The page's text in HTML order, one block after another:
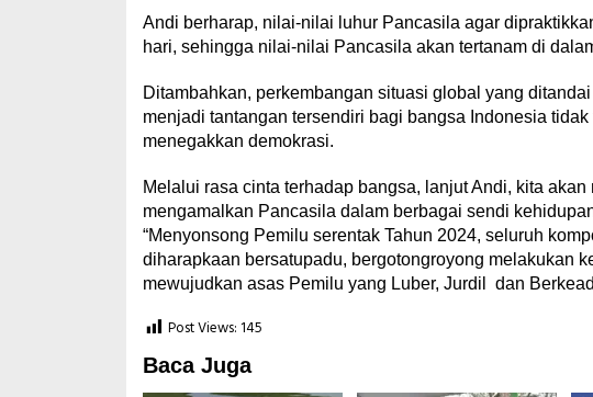
Andi berharap, nilai-nilai luhur Pancasila agar
hari, sehingga nilai-nilai Pancasila akan tertanam di
Ditambahkan, perkembangan situasi global yang
menjadi tantangan tersendiri bagi bangsa Indonesia
menegakkan demokrasi.
Melalui rasa cinta terhadap bangsa, lanjut Andi, kita
mengamalkan Pancasila dalam berbagai sendi
“Menyonsong Pemilu serentak Tahun 2024, seluruh
diharapkaan bersatupadu, bergotongroyong melakukan
mewujudkan asas Pemilu yang Luber, Jurdil dan
Post Views: 145
Baca Juga